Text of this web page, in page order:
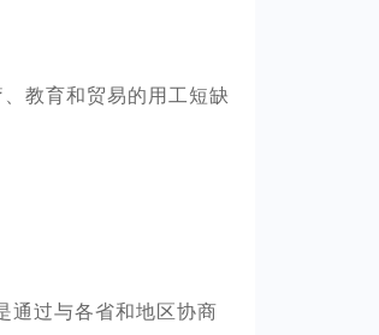
教育和贸易的用工短缺
通过与各省和地区协商